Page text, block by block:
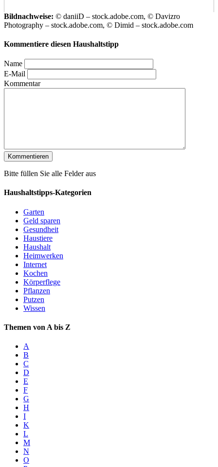
Bildnachweise: © daniiD – stock.adobe.com, © Davizro
Photography – stock.adobe.com, © Dimid – stock.adobe.com
Kommentiere diesen Haushaltstipp
Name
E-Mail
Kommentar
Bitte füllen Sie alle Felder aus
Haushaltstipps-Kategorien
Garten
Geld sparen
Gesundheit
Haustiere
Haushalt
Heimwerken
Internet
Kochen
Körperflege
Pflanzen
Putzen
Wissen
Themen von A bis Z
A
B
C
D
E
F
G
H
I
K
L
M
N
O